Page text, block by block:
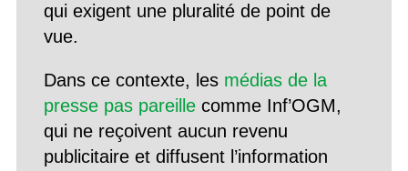
qui exigent une pluralité de point de
vue.
Dans ce contexte, les médias de la
presse pas pareillecomme Inf’OGM,
qui ne reçoivent aucun revenu
publicitaire et diffusent l’information